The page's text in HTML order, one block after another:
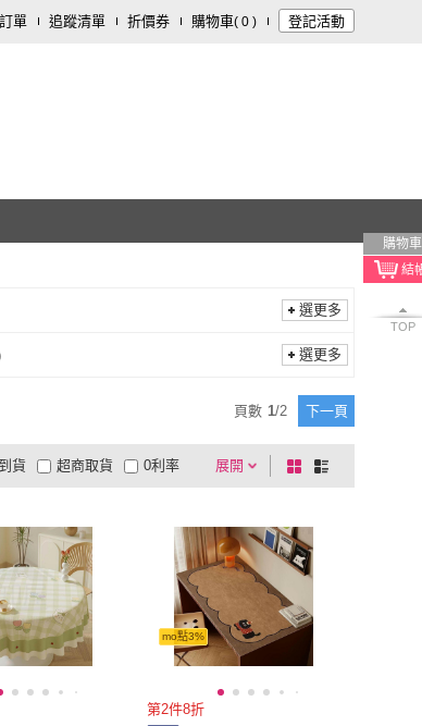
單 追蹤清單 折價券 購物車( 0 ) 登記活動
購物車
TOP
選更多
選更多
頁數 1/2 下一頁
展開
有影片
電視購物
貨 超商取貨 0利率
及以上
棋
盤
列
mo點3%
第2件8折